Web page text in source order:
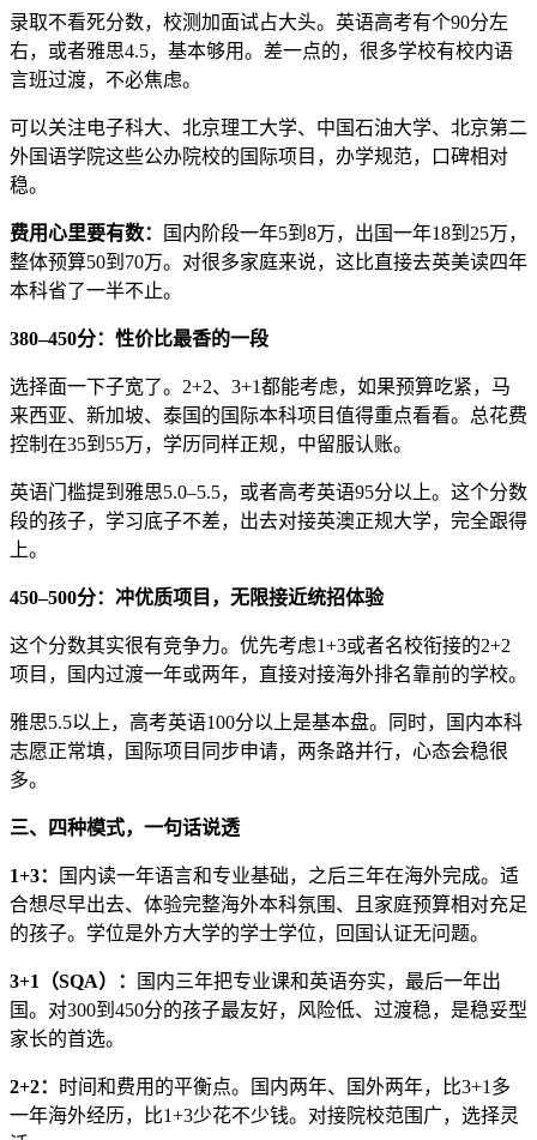
录取不看死分数，校测加面试占大头。英语高考有个90分左
右，或者雅思4.5，基本够用。差一点的，很多学校有校内语
言班过渡，不必焦虑。
可以关注电子科大、北京理工大学、中国石油大学、北京第二
外国语学院这些公办院校的国际项目，办学规范，口碑相对
稳。
费用心里要有数：
国内阶段一年5到8万，出国一年18到25万，
整体预算50到70万。对很多家庭来说，这比直接去英美读四年
本科省了一半不止。
380–450分：性价比最香的一段
选择面一下子宽了。2+2、3+1都能考虑，如果预算吃紧，马
来西亚、新加坡、泰国的国际本科项目值得重点看看。总花费
控制在35到55万，学历同样正规，中留服认账。
英语门槛提到雅思5.0–5.5，或者高考英语95分以上。这个分数
段的孩子，学习底子不差，出去对接英澳正规大学，完全跟得
上。
450–500分：冲优质项目，无限接近统招体验
这个分数其实很有竞争力。优先考虑1+3或者名校衔接的2+2
项目，国内过渡一年或两年，直接对接海外排名靠前的学校。
雅思5.5以上，高考英语100分以上是基本盘。同时，国内本科
志愿正常填，国际项目同步申请，两条路并行，心态会稳很
多。
三、四种模式，一句话说透
1+3：
国内读一年语言和专业基础，之后三年在海外完成。适
合想尽早出去、体验完整海外本科氛围、且家庭预算相对充足
的孩子。学位是外方大学的学士学位，回国认证无问题。
3+1（SQA）：
国内三年把专业课和英语夯实，最后一年出
国。对300到450分的孩子最友好，风险低、过渡稳，是稳妥型
家长的首选。
2+2：
时间和费用的平衡点。国内两年、国外两年，比3+1多
一年海外经历，比1+3少花不少钱。对接院校范围广，选择灵